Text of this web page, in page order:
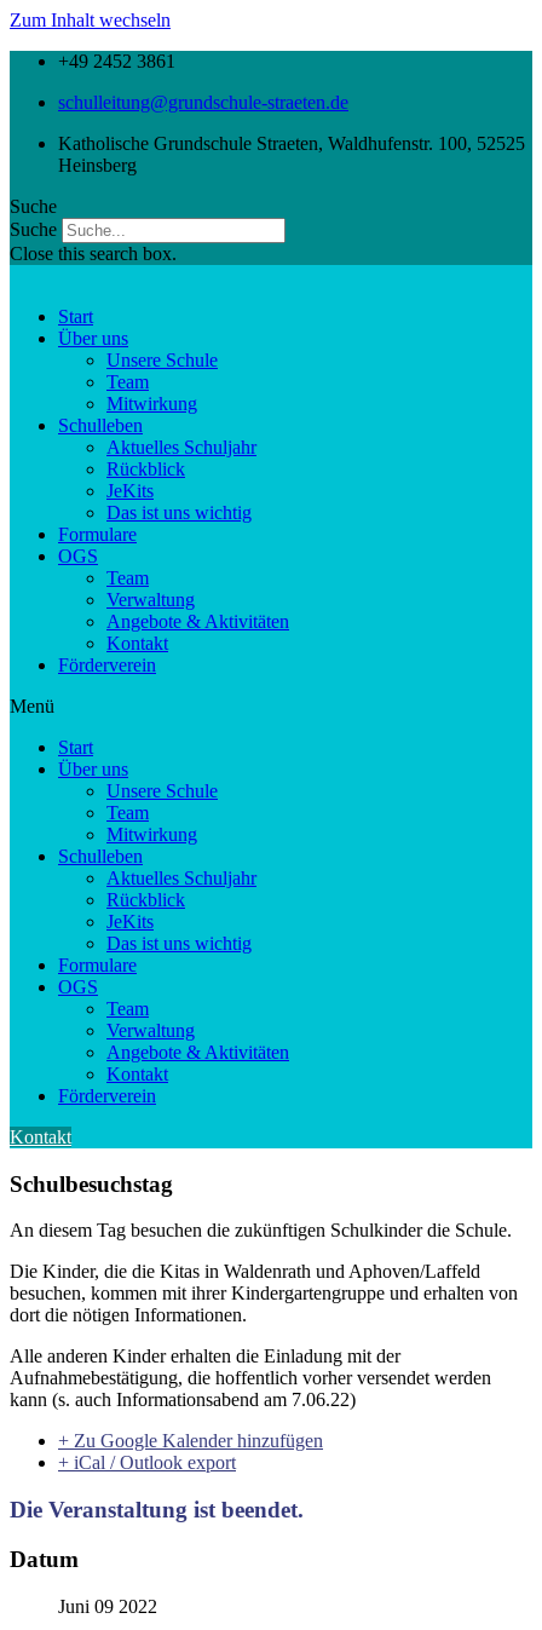
Zum Inhalt wechseln
+49 2452 3861
schulleitung@grundschule-straeten.de
Katholische Grundschule Straeten, Waldhufenstr. 100, 52525
Heinsberg
Suche
Suche
Close this search box.
Start
Über uns
Unsere Schule
Team
Mitwirkung
Schulleben
Aktuelles Schuljahr
Rückblick
JeKits
Das ist uns wichtig
Formulare
OGS
Team
Verwaltung
Angebote & Aktivitäten
Kontakt
Förderverein
Menü
Start
Über uns
Unsere Schule
Team
Mitwirkung
Schulleben
Aktuelles Schuljahr
Rückblick
JeKits
Das ist uns wichtig
Formulare
OGS
Team
Verwaltung
Angebote & Aktivitäten
Kontakt
Förderverein
Kontakt
Schulbesuchstag
An diesem Tag besuchen die zukünftigen Schulkinder die Schule.
Die Kinder, die die Kitas in Waldenrath und Aphoven/Laffeld
besuchen, kommen mit ihrer Kindergartengruppe und erhalten von
dort die nötigen Informationen.
Alle anderen Kinder erhalten die Einladung mit der
Aufnahmebestätigung, die hoffentlich vorher versendet werden
kann (s. auch Informationsabend am 7.06.22)
+ Zu Google Kalender hinzufügen
+ iCal / Outlook export
Die Veranstaltung ist beendet.
Datum
Juni 09 2022